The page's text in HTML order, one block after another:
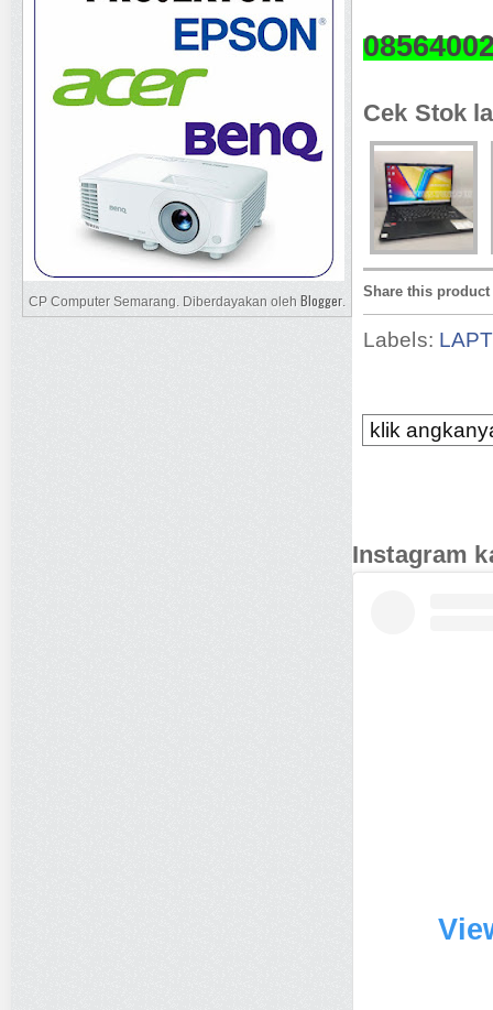
Cek Stok
Share this product
Labels:
klik
Instagram
CP Computer Semarang. Diberdayakan oleh Blogger.